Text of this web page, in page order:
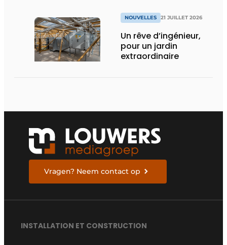
» NOUVELLES 21 JUILLET 2026
Un rêve d’ingénieur,
pour un jardin
extraordinaire
Vragen? Neem contact op
INSTALLATION ET CONSTRUCTION